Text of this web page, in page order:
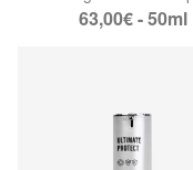
63,00€ - 50ml